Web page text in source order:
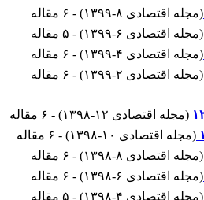
(مجله اقتصادی ۸-۱۳۹۹
) - ۶ مقاله
(مجله اقتصادی ۶-۱۳۹۹
) - ۵ مقاله
(مجله اقتصادی ۴-۱۳۹۹
) - ۶ مقاله
(مجله اقتصادی ۲-۱۳۹۹
) - ۶ مقاله
(مجله اقتصادی ۱۲-۱۳۹۸
) - ۶ مقاله
(مجله اقتصادی ۱۰-۱۳۹۸
) - ۶ مقاله
(مجله اقتصادی ۸-۱۳۹۸
) - ۶ مقاله
(مجله اقتصادی ۶-۱۳۹۸
) - ۶ مقاله
(مجله اقتصادی ۴-۱۳۹۸ ) - ۵ مقاله